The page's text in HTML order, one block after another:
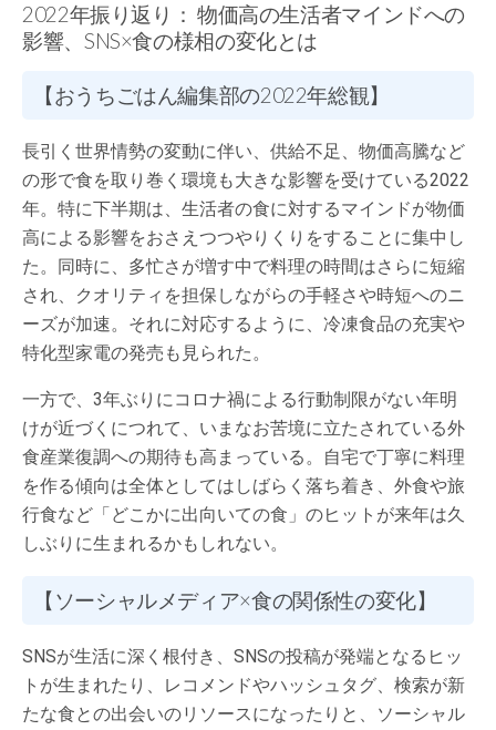
2022年振り返り： 物価高の生活者マインドへの
影響、SNS×食の様相の変化とは
【おうちごはん編集部の2022年総観】
長引く世界情勢の変動に伴い、供給不足、物価高騰など
の形で食を取り巻く環境も大きな影響を受けている2022
年。特に下半期は、生活者の食に対するマインドが物価
高による影響をおさえつつやりくりをすることに集中し
た。同時に、多忙さが増す中で料理の時間はさらに短縮
され、クオリティを担保しながらの手軽さや時短へのニ
ーズが加速。それに対応するように、冷凍食品の充実や
特化型家電の発売も見られた。
一方で、3年ぶりにコロナ禍による行動制限がない年明
けが近づくにつれて、いまなお苦境に立たされている外
食産業復調への期待も高まっている。自宅で丁寧に料理
を作る傾向は全体としてはしばらく落ち着き、外食や旅
行食など「どこかに出向いての食」のヒットが来年は久
しぶりに生まれるかもしれない。
【ソーシャルメディア×食の関係性の変化】
SNSが生活に深く根付き、SNSの投稿が発端となるヒッ
トが生まれたり、レコメンドやハッシュタグ、検索が新
たな食との出会いのリソースになったりと、ソーシャル